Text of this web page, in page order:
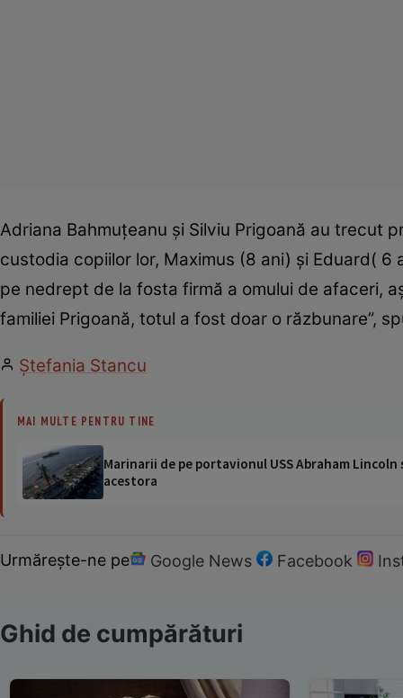
Adriana Bahmuţeanu şi Silviu Prigoană au trecut
custodia copiilor lor, Maximus (8 ani) şi Eduard(
pe nedrept de la fosta firmă a omului de afaceri,
familiei Prigoană, totul a fost doar o răzbunare”,
Ștefania Stancu
MAI MULTE PENTRU TINE
Marinarii de pe portavionul USS Abraham
acestora
Urmărește-ne pe Google News Facebook
Ghid de cumpărături